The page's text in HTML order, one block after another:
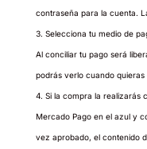
contraseña para la cuenta.
Selecciona tu medio de
Al conciliar tu pago será
podrás verlo cuando quieras
Si la compra la realizarás
Mercado Pago en el azul y
vez aprobado, el contenido